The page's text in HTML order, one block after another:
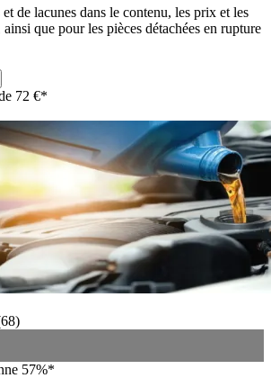
de lacunes dans le contenu, les prix et les
que pour les pièces détachées en rupture
72 €*
68)
57%*